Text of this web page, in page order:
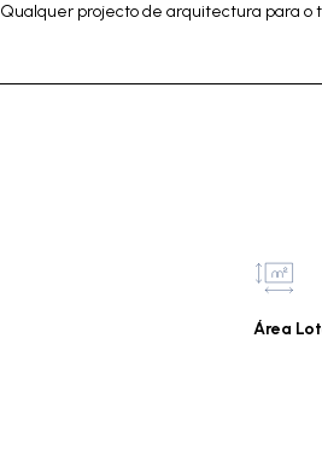
projecto de arquitectura para
Área